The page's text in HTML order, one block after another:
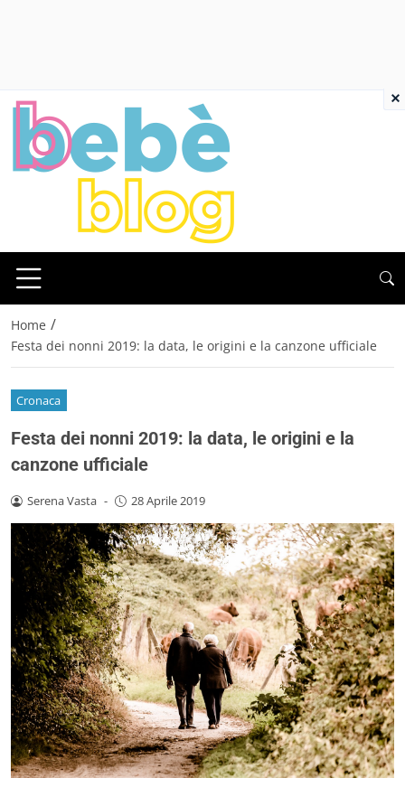
Home /
Festa dei nonni 2019: la data, le origini e la canzone ufficiale
Cronaca
Festa dei nonni 2019: la data, le origini e la
canzone ufficiale
Serena Vasta - 28 Aprile 2019
×